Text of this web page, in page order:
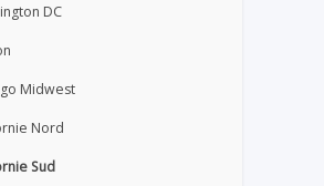
DC
Midwest
Nord
Sud